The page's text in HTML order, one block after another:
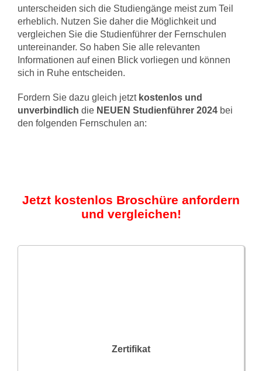
unterscheiden sich die Studiengänge meist zum Teil
erheblich. Nutzen Sie daher die Möglichkeit und
vergleichen Sie die Studienführer der Fernschulen
untereinander. So haben Sie alle relevanten
Informationen auf einen Blick vorliegen und können
sich in Ruhe entscheiden.
Fordern Sie dazu gleich jetzt kostenlos und
unverbindlich die NEUEN Studienführer 2024 bei
den folgenden Fernschulen an:
Jetzt kostenlos Broschüre anfordern
und vergleichen!
Zertifikat